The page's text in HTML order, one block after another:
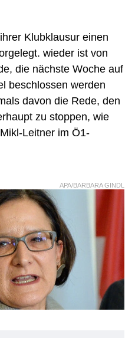
Klubklausur einen
wieder ist von
die nächste Woche auf
beschlossen werden
davon die Rede, den
zu stoppen, wie
Leitner im Ö1-
APA/BARBARA GINDL